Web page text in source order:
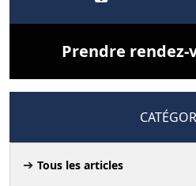
Prendre rendez-
Tous les articles